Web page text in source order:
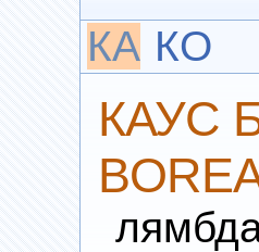
КА КО
КАУС